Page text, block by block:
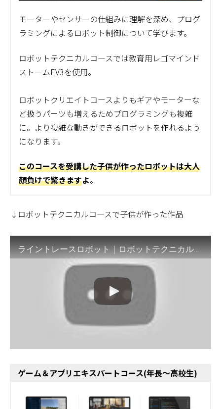
モーターやセンサーの仕組みに理解を深め、プログ
ラミングによるロボット制御について学びます。
ロボットテクニカルコースでは教育用レゴマインド
ストームEV3を使用。
ロボットクリエイトコースよりもギアやモーターな
ど扱うパーツも増えるためプログラミングも複雑
に。より複雑な動きができるロボットを作れるよう
になります。
このコースを受講した子供が作ったロボットは大人
顔負けで驚きますよ。
↓ロボットテクニカルコースで子供が作った作品
ライントレースロボット｜ロボットテクニカルコース作品
ゲーム＆アプリエキスパートコース(年長～高校生)